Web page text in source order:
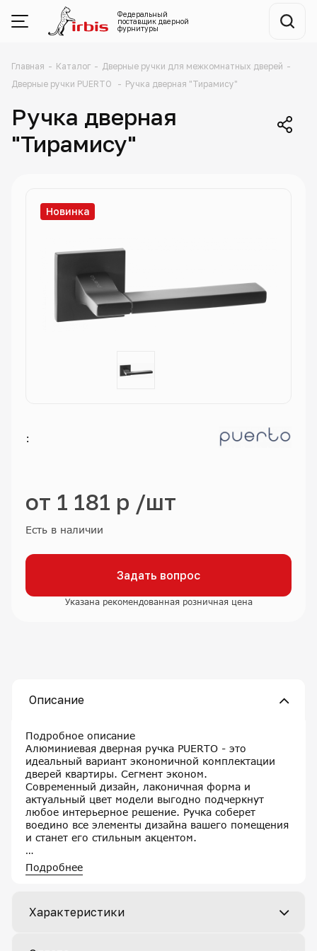
Федеральный
поставщик дверной
фурнитуры
Главная - Каталог - Дверные ручки для межкомнатных дверей -
Дверные ручки PUERTO
- Ручка дверная "Тирамису"
Ручка дверная
"Тирамису"
Новинка
:
от 1 181 р /шт
Есть в наличии
Задать вопрос
Указана рекомендованная розничная цена
Описание
Подробное описание
Алюминиевая дверная ручка PUERTO - это
идеальный вариант экономичной комплектации
дверей квартиры. Сегмент эконом.
Современный дизайн, лаконичная форма и
актуальный цвет модели выгодно подчеркнут
любое интерьерное решение. Ручка соберет
воедино все элементы дизайна вашего помещения
и станет его стильным акцентом.
Помимо эстетической функции, РУЧКА ИМЕЕТ РЯД
ТЕХНИЧЕСКИХ ОСОБЕННОСТЕЙ, которые
Чтобы ручка не разбалтывалась на двери при
Подробнее
Характеристики